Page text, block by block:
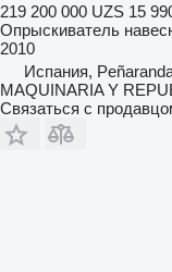
219 200 000 UZS 15
Опрыскиватель
2010
Испания,
MAQUINARIA Y
Связаться с